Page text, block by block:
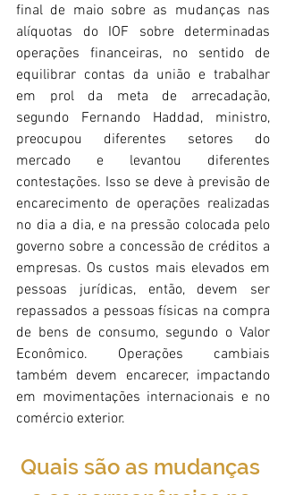
final de maio sobre as mudanças nas
alíquotas do IOF sobre determinadas
operações financeiras, no sentido de
equilibrar contas da união e trabalhar
em prol da meta de arrecadação,
segundo Fernando Haddad, ministro,
preocupou diferentes setores do
mercado e levantou diferentes
contestações. Isso se deve à previsão de
encarecimento de operações realizadas
no dia a dia, e na pressão colocada pelo
governo sobre a concessão de créditos a
empresas. Os custos mais elevados em
pessoas jurídicas, então, devem ser
repassados a pessoas físicas na compra
de bens de consumo, segundo o Valor
Econômico. Operações cambiais
também devem encarecer, impactando
em movimentações internacionais e no
comércio exterior.
Quais são as mudanças